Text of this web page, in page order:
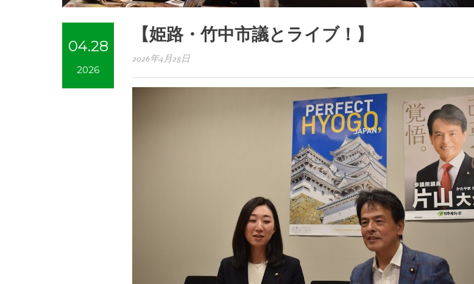
04.28
2026
【姫路・竹中市議とライブ！】
2026年4月28日